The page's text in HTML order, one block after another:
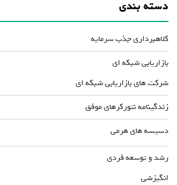
دسته بندی
کلاهبرداری جذب سرمایه
بازاریابی شبکه ای
شرکت های بازاریابی شبکه ای
زندگینامه نتورکرهای موفق
دسیسه های هرمی
رشد و توسعه فردی
انگیزشی